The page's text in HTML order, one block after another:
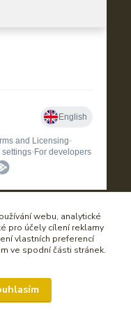
webu, analytické
pro účely cílení reklamy
vlastních preferencí
ve spodní části stránek.